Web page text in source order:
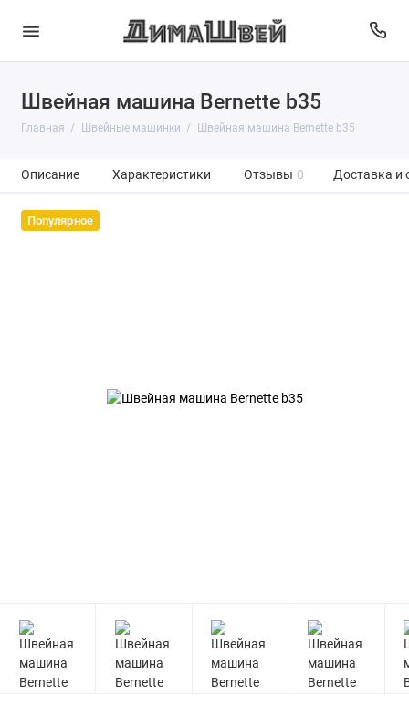
Швейная машина Bernette b35
Главная Швейные машинки Швейная машина Bernette b35
Описание Характеристики Отзывы 0 Доставка и
Популярное